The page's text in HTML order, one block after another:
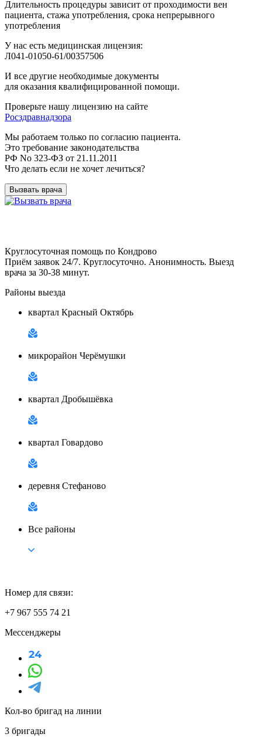
Длительность процедуры зависит от проходимости вен
пациента, стажа употребления, срока непрерывного
употребления
У нас есть медицинская лицензия:
Л041-01050-61/00357506
И все другие необходимые документы
для оказания квалифицированной помощи.
Проверьте нашу лицензию на сайте
Росздравнадзора
Мы работаем только по согласию пациента.
Это требование законодательства
РФ No 323-ФЗ от 21.11.2011
Что делать если не хочет лечиться?
Вызвать врача
Круглосуточная помощь по Кондрово
Приём заявок 24/7. Круглосуточно. Анонимность. Выезд
врача за 30-38 минут.
Районы выезда
квартал Красный Октябрь
микрорайон Черёмушки
квартал Дробышёвка
квартал Говардово
деревня Стефаново
Все районы
Номер для связи:
+7 967 555 74 21
Мессенджеры
Кол-во бригад на линии
3 бригады